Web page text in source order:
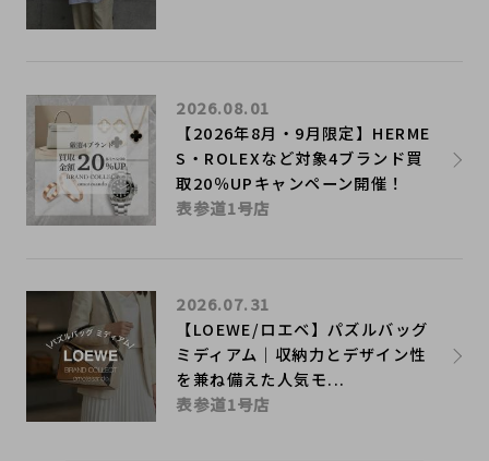
【2026年8月・9月限定】HERME
S・ROLEXなど対象4ブランド買
取20％UPキャンペーン開催！
2026.08.01
表参道1号店
【LOEWE/ロエベ】パズルバッグ
ミディアム｜収納力とデザイン性
を兼ね備えた人気モ...
2026.07.31
表参道1号店